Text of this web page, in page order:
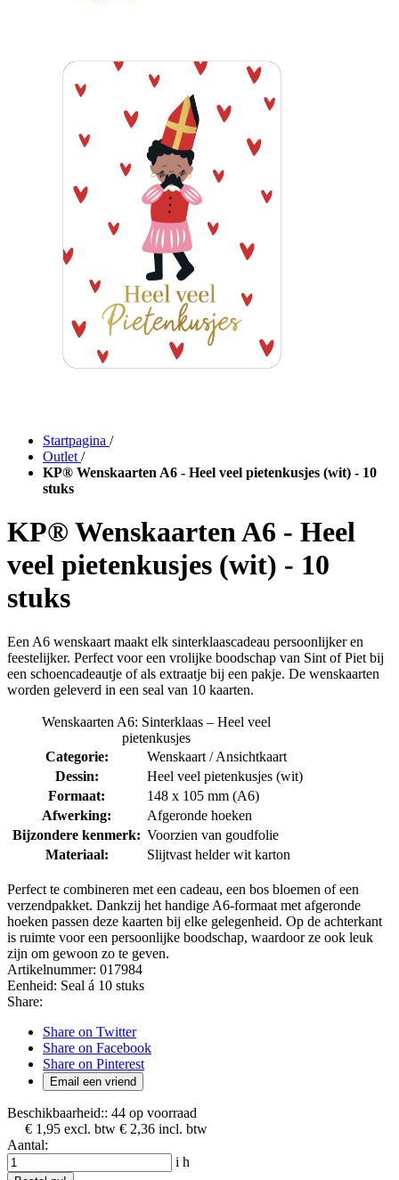
Startpagina /
Outlet /
KP® Wenskaarten A6 - Heel veel pietenkusjes (wit) - 10
stuks
KP® Wenskaarten A6 - Heel
veel pietenkusjes (wit) - 10
stuks
Een A6 wenskaart maakt elk sinterklaascadeau persoonlijker en
feestelijker. Perfect voor een vrolijke boodschap van Sint of Piet bij
een schoencadeautje of als extraatje bij een pakje. De wenskaarten
worden geleverd in een seal van 10 kaarten.
Wenskaarten A6: Sinterklaas – Heel veel
pietenkusjes
Categorie:
Wenskaart / Ansichtkaart
Dessin:
Heel veel pietenkusjes (wit)
Formaat:
148 x 105 mm (A6)
Afwerking:
Afgeronde hoeken
Bijzondere kenmerk: Voorzien van goudfolie
Materiaal:
Slijtvast helder wit karton
Perfect te combineren met een cadeau, een bos bloemen of een
verzendpakket. Dankzij het handige A6-formaat met afgeronde
hoeken passen deze kaarten bij elke gelegenheid. Op de achterkant
is ruimte voor een persoonlijke boodschap, waardoor ze ook leuk
zijn om gewoon zo te geven.
Artikelnummer: 017984
Eenheid: Seal á 10 stuks
Share:
Share on Twitter
Share on Facebook
Share on Pinterest
Email een vriend
Beschikbaarheid:: 44 op voorraad
€ 1,95 excl. btw € 2,36 incl. btw
Aantal:
i h